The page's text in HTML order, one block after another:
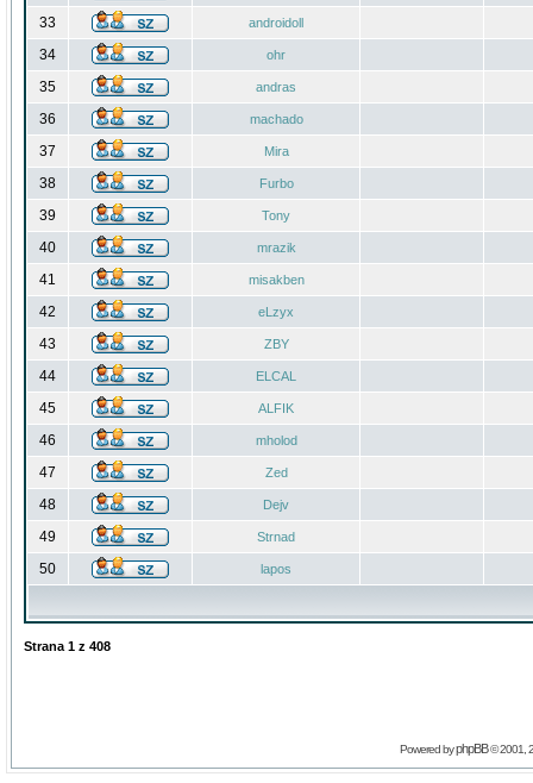
33 androidoll
34 ohr
35 andras
36 machado
37 Mira
38 Furbo
39 Tony
40 mrazik
41 misakben
42 eLzyx
43 ZBY
44 ELCAL
45 ALFIK
46 mholod
47 Zed
48 Dejv
49 Strnad
50 lapos
Strana 1 z 408
Powered byphpBB© 2001,